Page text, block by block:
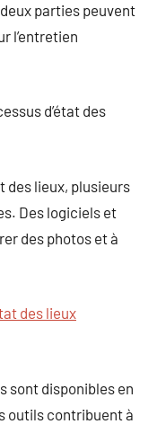
parties peuvent
l’entretien
d’état des
des lieux, plusieurs
Des logiciels et
des photos et à
des lieux
sont disponibles en
outils contribuent à